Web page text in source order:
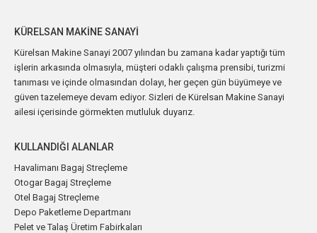
KÜRELSAN MAKINE SANAYI
Kürelsan Makine Sanayi 2007 yılından bu zamana kadar yaptığı tüm
işlerin arkasında olmasıyla, müşteri odaklı çalışma prensibi, turizmi
tanıması ve içinde olmasından dolayı, her geçen gün büyümeye ve
güven tazelemeye devam ediyor. Sizleri de Kürelsan Makine Sanayi
ailesi içerisinde görmekten mutluluk duyarız.
KULLANDIĞI ALANLAR
Havalimanı Bagaj Streçleme
Otogar Bagaj Streçleme
Otel Bagaj Streçleme
Depo Paketleme Departmanı
Pelet ve Talaş Üretim Fabirkaları